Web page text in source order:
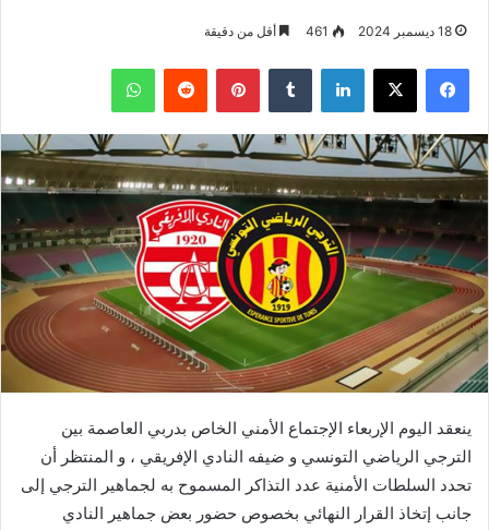
18 ديسمبر 2024 461 أقل من دقيقة
فيسبوك ‫X لينكدإن بينتيريست واتساب
ينعقد اليوم الإربعاء الإجتماع الأمني الخاص بدربي العاصمة بين
الترجي الرياضي التونسي و ضيفه النادي الإفريقي ، و المنتظر أن
تحدد السلطات الأمنية عدد التذاكر المسموح به لجماهير الترجي إلى
جانب إتخاذ القرار النهائي بخصوص حضور بعض جماهير النادي